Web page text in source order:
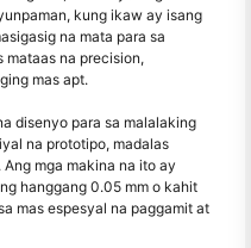
kung ikaw ay isang
na mata para sa
mataas na precision,
mas apt.
disenyo para sa malalaking
na prototipo, madalas
mga makina na ito ay
hanggang 0.05 mm o kahit
mas espesyal na paggamit at